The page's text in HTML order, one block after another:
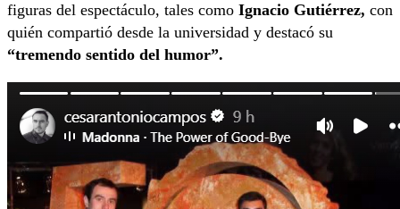
figuras del espectáculo, tales como Ignacio Gutiérrez, con
quién compartió desde la universidad y destacó su
“tremendo sentido del humor”.